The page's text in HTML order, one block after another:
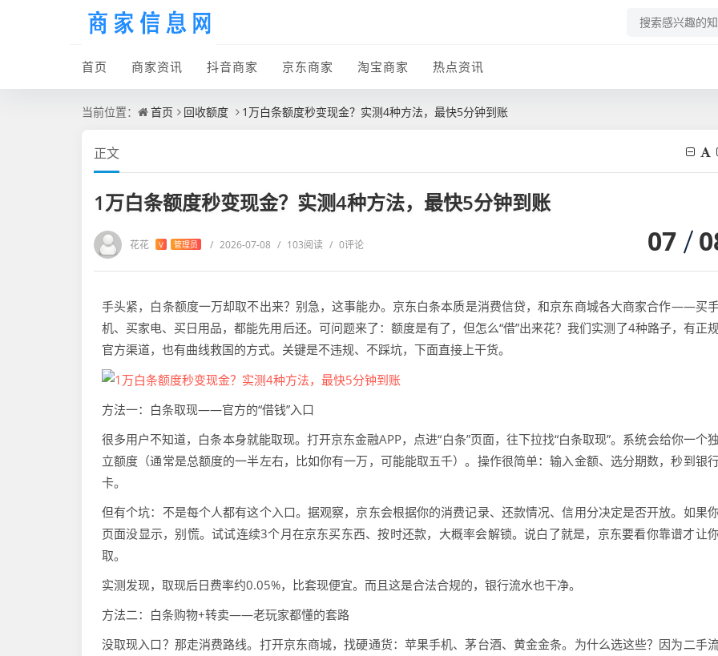
首页 商家资讯 抖音商家 京东商家 淘宝商家 热点资讯
当前位置： 首页 回收额度 1万白条额度秒变现金？实测4种方法，最快5分钟到账
正文
1万白条额度秒变现金？实测4种方法，最快5分钟到账
花花 V 管理员 / 2026-07-08 / 103阅读 / 0评论 07
手头紧，白条额度一万却取不出来？别急，这事能办。京东白条本质是消费信贷，和京东商城各大商家合作——买
机、买家电、买日用品，都能先用后还。可问题来了：额度是有了，但怎么“借”出来花？我们实测了4种路子，有正
官方渠道，也有曲线救国的方式。关键是不违规、不踩坑，下面直接上干货。
方法一：白条取现——官方的“借钱”入口
很多用户不知道，白条本身就能取现。打开京东金融APP，点进“白条”页面，往下拉找“白条取现”。系统会给你一个独
立额度（通常是总额度的一半左右，比如你有一万，可能能取五千）。操作很简单：输入金额、选分期数，秒到银
卡。
但有个坑：不是每个人都有这个入口。据观察，京东会根据你的消费记录、还款情况、信用分决定是否开放。如果
页面没显示，别慌。试试连续3个月在京东买东西、按时还款，大概率会解锁。说白了就是，京东要看你靠谱才让
取。
实测发现，取现后日费率约0.05%，比套现便宜。而且这是合法合规的，银行流水也干净。
方法二：白条购物+转卖——老玩家都懂的套路
没取现入口？那走消费路线。打开京东商城，找硬通货：苹果手机、茅台酒、黄金金条。为什么选这些？因为二手